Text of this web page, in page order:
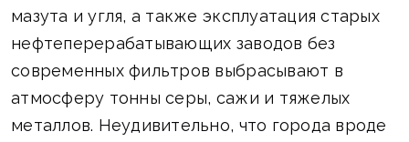
мазута и угля, а также эксплуатация старых
нефтеперерабатывающих заводов без
современных фильтров выбрасывают в
атмосферу тонны серы, сажи и тяжелых
металлов. Неудивительно, что города вроде